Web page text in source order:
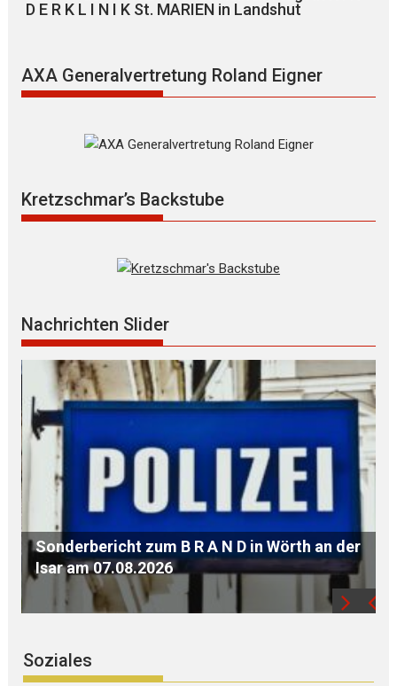
D E R K L I N I K St. MARIEN in Landshut
AXA Generalvertretung Roland Eigner
Kretzschmar’s Backstube
Nachrichten Slider
an der
POETISCHES von Oskar STOCK:
„Fremdenführung“- „Nach Landessitte“
Soziales